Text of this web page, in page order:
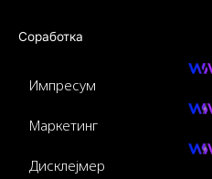
Соработка
Импресум
Маркетинг
Дисклејмер